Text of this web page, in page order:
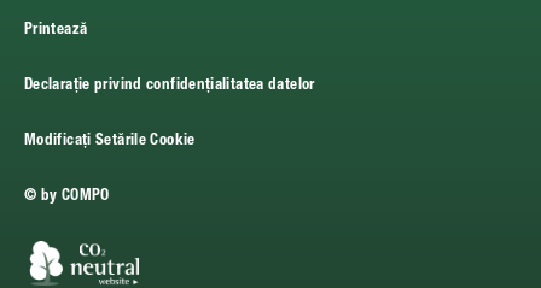
Printează
Declarație privind confidențialitatea datelor
Modificați Setările Cookie
© by COMPO